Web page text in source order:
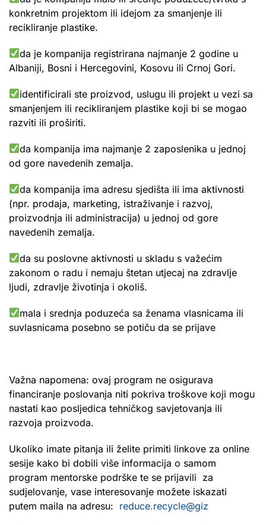
konkretnim projektom ili idejom za smanjenje ili
recikliranje plastike.
da je kompanija registrirana najmanje 2 godine u
Albaniji, Bosni i Hercegovini, Kosovu ili Crnoj Gori.
identificirali ste proizvod, uslugu ili projekt u vezi sa
smanjenjem ili recikliranjem plastike koji bi se mogao
razviti ili proširiti.
da kompanija ima najmanje 2 zaposlenika u jednoj
od gore navedenih zemalja.
da kompanija ima adresu sjedišta ili ima aktivnosti
(npr. prodaja, marketing, istraživanje i razvoj,
proizvodnja ili administracija) u jednoj od gore
navedenih zemalja.
da su poslovne aktivnosti u skladu s važećim
zakonom o radu i nemaju štetan utjecaj na zdravlje
ljudi, zdravlje životinja i okoliš.
mala i srednja poduzeća sa ženama vlasnicama ili
suvlasnicama posebno se potiču da se prijave
Važna napomena: ovaj program ne osigurava
financiranje poslovanja niti pokriva troškove koji mogu
nastati kao posljedica tehničkog savjetovanja ili
razvoja proizvoda.
Ukoliko imate pitanja ili želite primiti linkove za online
sesije kako bi dobili više informacija o samom
program mentorske podrške te se prijavili za
sudjelovanje, vase interesovanje možete iskazati
putem maila na adresu: reduce.recycle@giz